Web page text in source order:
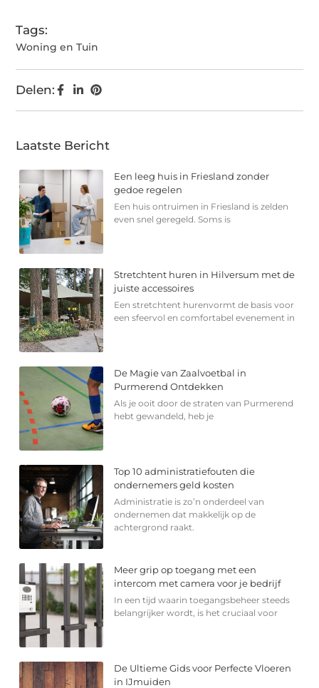
Tags:
Woning en Tuin
Delen:
Laatste Bericht
Een leeg huis in Friesland zonder
gedoe regelen
Een huis ontruimen in Friesland is zelden
even snel geregeld. Soms is
Stretchtent huren in Hilversum met de
juiste accessoires
Een stretchtent hurenvormt de basis voor
een sfeervol en comfortabel evenement in
De Magie van Zaalvoetbal in
Purmerend Ontdekken
Als je ooit door de straten van Purmerend
hebt gewandeld, heb je
Top 10 administratiefouten die
ondernemers geld kosten
Administratie is zo’n onderdeel van
ondernemen dat makkelijk op de
achtergrond raakt.
Meer grip op toegang met een
intercom met camera voor je bedrijf
In een tijd waarin toegangsbeheer steeds
belangrijker wordt, is het cruciaal voor
De Ultieme Gids voor Perfecte Vloeren
in IJmuiden